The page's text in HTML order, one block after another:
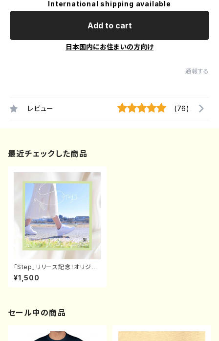
International shipping available
Add to cart
日本国内にお住まいの方向け
通報する
レビュー (76)
最近チェックした商品
「Step」リリース記念！オリジナ
ル色紙
¥1,500
セール中の商品